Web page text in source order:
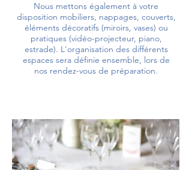
Nous mettons également à votre
disposition mobiliers, nappages, couverts,
éléments décoratifs (miroirs, vases) ou
pratiques (vidéo-projecteur, piano,
estrade). L'organisation des différents
espaces sera définie ensemble, lors de
nos rendez-vous de préparation.